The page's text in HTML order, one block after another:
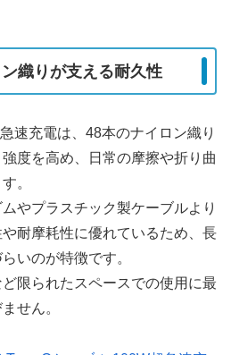
織りが支える耐久性
速充電は、48本のナイロン織り
度を高め、日常の摩擦や折り曲
。
やプラスチック製ケーブルより
耐摩耗性に優れているため、長
いのが特徴です。
限られたスペースでの使用に最
せん。